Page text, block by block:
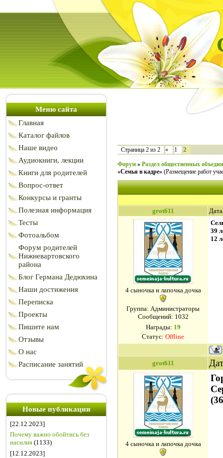
Меню сайта
Главная
Каталог файлов
Наше видео
Аудиокниги, лекции
Книги для родителей
Вопрос-ответ
Конкурсы и гранты
Полезная информация
Тесты
Фотоальбом
Форум родителей
Нижневартовского
района
Блог Германа Дедюхина
Наши достижения
Переписка
Проекты
Пишите нам
Отзывы
О нас
Расписание занятий
Новые публикации
[22.12.2023]
Почему важно обойтись без
насилия (1133)
[12.12.2023]
Страница 2 из 2 « 1 2
Форум » Раздел общественных
«Семья в кадре» (Размещение работ
grot611
4 сыночка и лапочка дочка
Группа: Администраторы
Сообщений: 1032
Награды: 19
Статус: Offline
39
12
grot611
4 сыночка и лапочка дочка